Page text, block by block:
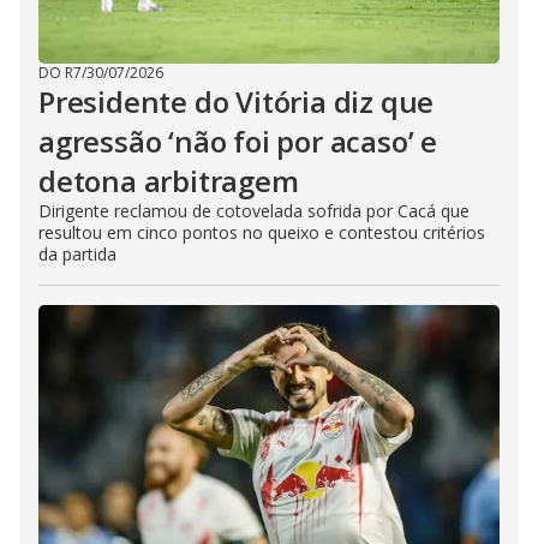
DO R7/30/07/2026
Presidente do Vitória diz que
agressão ‘não foi por acaso’ e
detona arbitragem
Dirigente reclamou de cotovelada sofrida por Cacá que
resultou em cinco pontos no queixo e contestou critérios
da partida